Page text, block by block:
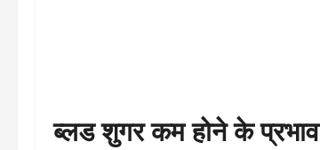
ब्लड शुगर कम होने के प्रभाव